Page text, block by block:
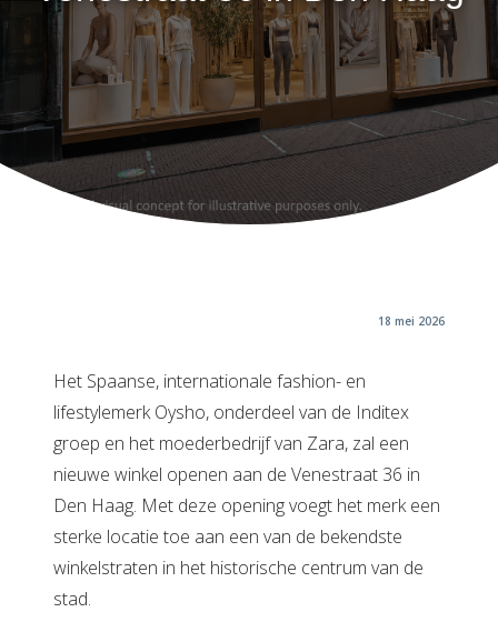
18 mei 2026
Het Spaanse, internationale fashion- en
lifestylemerk Oysho, onderdeel van de Inditex
groep en het moederbedrijf van Zara, zal een
nieuwe winkel openen aan de Venestraat 36 in
Den Haag. Met deze opening voegt het merk een
sterke locatie toe aan een van de bekendste
winkelstraten in het historische centrum van de
stad.